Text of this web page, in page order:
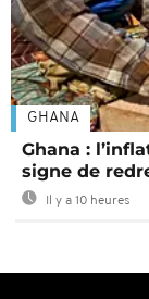
GHANA
Ghana :
signe de
Il y a 10 heures